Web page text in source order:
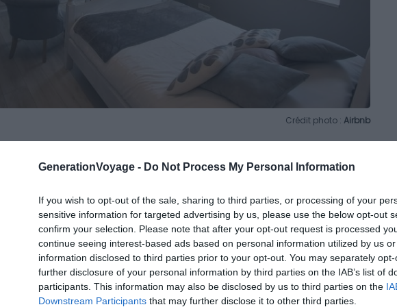
GenerationVoyage - Do Not Process My Personal Information
If you wish to opt-out of the sale, sharing to third parties, or processing of your
sensitive information for targeted advertising by us, please use the below opt-out
confirm your selection. Please note that after your opt-out request is processed
continue seeing interest-based ads based on personal information utilized by us
information disclosed to third parties prior to your opt-out. You may separately
further disclosure of your personal information by third parties on the IAB’s list of
participants. This information may also be disclosed by us to third parties on the
Downstream Participants that may further disclose it to other third parties.
Crédit photo : Airbnb
à Orléans pas cher, alors ce studio est fait pour vous. En effet, il
de passer des vacances romantiques à Orléans car, en plein cœur du
fenêtres donnent en plus sur la cathédrale. En quelques pas, vous
rue la plus animée de la ville, prêts à visiter ou à faire la fête.